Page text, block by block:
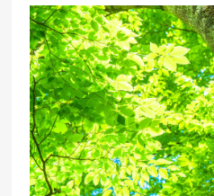
薬局紹介
お知らせ
法人概要
お問い合わせ